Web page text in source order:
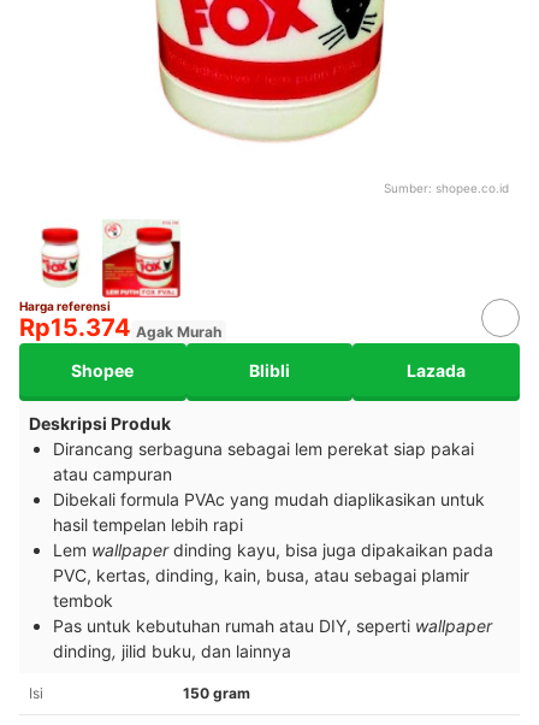
Sumber: shopee.co.id
Harga referensi
Rp15.374 Agak Murah
Shopee Blibli Lazada
Deskripsi Produk
Dirancang serbaguna sebagai lem perekat siap pakai
atau campuran
Dibekali formula PVAc yang mudah diaplikasikan untuk
hasil tempelan lebih rapi
Lem wallpaperdinding kayu, bisa juga dipakaikan pada
PVC, kertas, dinding, kain, busa, atau sebagai plamir
tembok
Pas untuk kebutuhan rumah atau DIY, seperti wallpaper
dinding, jilid buku, dan lainnya
Isi 150 gram